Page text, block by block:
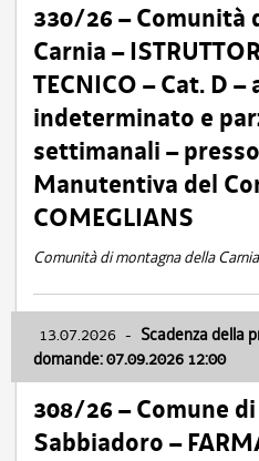
330/26 – Comunità
Carnia –
TECNICO – Cat. D –
indeterminato e
settimanali –
Manutentiva del
COMEGLIANS
Comunità di montagna della Carnia
13.07.2026 - Scadenza della
domande: 07.09.2026 12:00
308/26 – Comune
Sabbiadoro –